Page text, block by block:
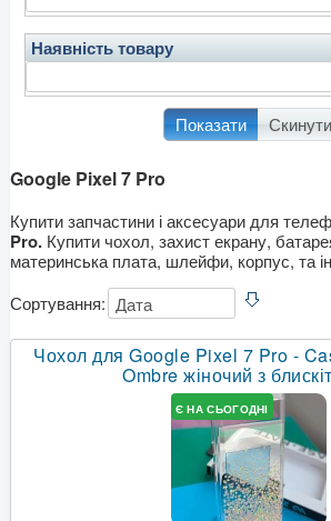
Наявність товару
Показати Скинути
Google Pixel 7 Pro
Купити запчастини і аксесуари для
Pro. Купити чохол, захист екрану,
материнська плата, шлейфи, корпус, та
Сортування:
Чохол для Google Pixel 7 Pro -
Ombre жіночий з
Є НА СЬОГОДНІ